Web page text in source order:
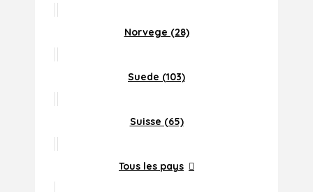
Norvege (28)
Suede (103)
Suisse (65)
Tous les pays